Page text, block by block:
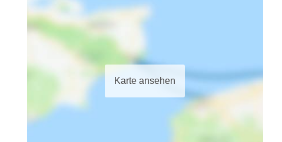
Karte ansehen